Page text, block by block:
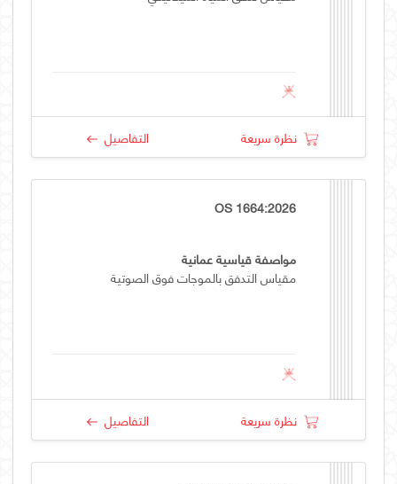
نظرة سريعة التفاصيل
OS 1664:2026
مواصفة قياسية عمانية
مقياس التدفق بالموجات فوق الصوتية
نظرة سريعة التفاصيل